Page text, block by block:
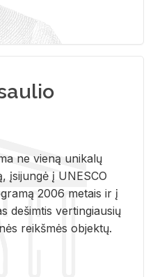
ne vieną unikalų
įsijungė į UNESCO
2006 metais ir į
dešimtis vertingiausių
reikšmės objektų.